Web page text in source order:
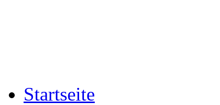
Startseite